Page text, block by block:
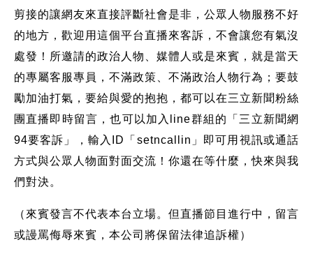
剪接的讓網友來直接評斷社會是非，公眾人物服務不好
的地方，歡迎用這個平台直播來客訴，不會讓您有氣沒
處發！所邀請的政治人物、媒體人或是來賓，就是當天
的專屬客服專員，不滿政策、不滿政治人物行為；要鼓
勵加油打氣，要給與愛的抱抱，都可以在三立新聞粉絲
團直播即時留言，也可以加入line群組的「三立新聞網
94要客訴」，輸入ID「setncallin」即可用視訊或通話
方式與公眾人物面對面交流！你還在等什麼，快來與我
們對決。
（來賓發言不代表本台立場。但直播節目進行中，留言
或謾罵侮辱來賓，本公司將保留法律追訴權）